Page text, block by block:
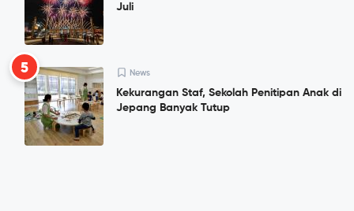
Juli
5 News
Kekurangan Staf, Sekolah Penitipan Anak di
Jepang Banyak Tutup